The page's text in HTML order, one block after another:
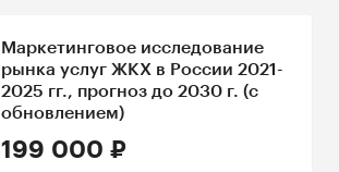
Маркетинговое исследование
рынка услуг ЖКХ в России 2021-
2025 гг., прогноз до 2030 г. (с
обновлением)
199 000 ₽